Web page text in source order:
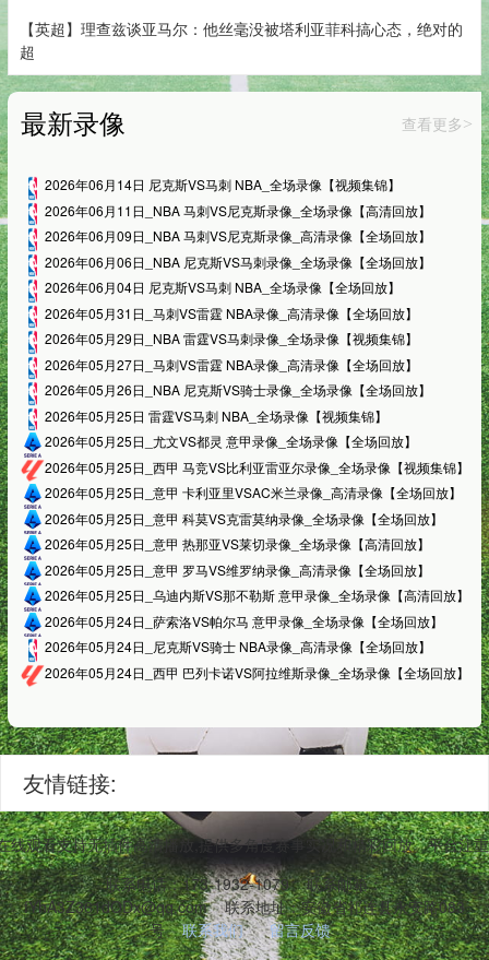
【英超】理查兹谈亚马尔：他丝毫没被塔利亚菲科搞心态，绝对的
超
最新录像 查看更多>
2026年06月14日 尼克斯VS马刺 NBA_全场录像【视频集锦】
2026年06月11日_NBA 马刺VS尼克斯录像_全场录像【高清回放】
2026年06月09日_NBA 马刺VS尼克斯录像_高清录像【全场回放】
2026年06月06日_NBA 尼克斯VS马刺录像_全场录像【全场回放】
2026年06月04日 尼克斯VS马刺 NBA_全场录像【全场回放】
2026年05月31日_马刺VS雷霆 NBA录像_高清录像【全场回放】
2026年05月29日_NBA 雷霆VS马刺录像_全场录像【视频集锦】
2026年05月27日_马刺VS雷霆 NBA录像_高清录像【全场回放】
2026年05月26日_NBA 尼克斯VS骑士录像_全场录像【全场回放】
2026年05月25日 雷霆VS马刺 NBA_全场录像【视频集锦】
2026年05月25日_尤文VS都灵 意甲录像_全场录像【全场回放】
2026年05月25日_西甲 马竞VS比利亚雷亚尔录像_全场录像【视频集锦】
2026年05月25日_意甲 卡利亚里VSAC米兰录像_高清录像【全场回放】
2026年05月25日_意甲 科莫VS克雷莫纳录像_全场录像【全场回放】
2026年05月25日_意甲 热那亚VS莱切录像_全场录像【高清回放】
2026年05月25日_意甲 罗马VS维罗纳录像_高清录像【全场回放】
2026年05月25日_乌迪内斯VS那不勒斯 意甲录像_全场录像【高清回放】
2026年05月24日_萨索洛VS帕尔马 意甲录像_全场录像【全场回放】
2026年05月24日_尼克斯VS骑士 NBA录像_高清录像【全场回放】
2026年05月24日_西甲 巴列卡诺VS阿拉维斯录像_全场录像【全场回放】
友情链接:
观看支持无插件高清播放,提供多角度赛事实况和精彩回放。平台
联系电话：173-1932-1079
联系邮箱：
fYhA3Z361dODx@qq.com
联系地址：安徽省祁连县永安路083
号
联系我们
留言反馈